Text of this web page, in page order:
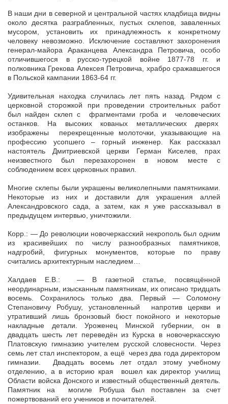
В наши дни в северной и центральной частях кладбища видны
около десятка разграбленных, пустых склепов, заваленных
мусором, установить их принадлежность к конкретному
человеку невозможно. Исключение составляют захоронения
генерал-майора Араканцева Александра Петровича, особо
отличившегося в русско-турецкой войне 1877-78 гг. и
полковника Грекова Алексея Петровича, храбро сражавшегося
в Польской кампании 1863-64 гг.
Удивительная находка случилась лет пять назад. Рядом с
церковной сторожкой при проведении строительных работ
был найден склеп с фрагментами гроба и человеческих
останков. На высоких кованых металлических дверях
изображены перекрещенные молоточки, указывающие на
профессию усопшего – горный инженер. Как рассказал
настоятель Дмитриевской церкви Герман Киселев, прах
неизвестного был перезахоронен в новом месте с
соблюдением всех церковных правил.
Многие склепы были украшены великолепными памятниками.
Некоторые из них и доставили для украшения аллей
Александровского сада, а затем, как я уже рассказывал в
предыдущем интервью, уничтожили.
Корр.: — До революции новочеркасский некрополь был одним
из красивейших по числу разнообразных памятников,
надгробий, фигурных монументов, которые по праву
считались архитектурным наследием…
Халдаев Е.В.: — В газетной статье, посвящённой
неординарным, изысканным памятникам, их описано тридцать
восемь. Сохранилось только два. Первый — Соломону
Степановичу Робушу, установленный напротив церкви и
утративший лишь бронзовый бюст покойного и некоторые
накладные детали. Уроженец Минской губернии, он в
двадцать шесть лет переведён из Курска в новочеркасскую
Платовскую гимназию учителем русской словесности. Через
семь лет стал инспектором, а ещё через два года директором
гимназии. Двадцать восемь лет отдал этому учебному
отделению, а в историю края вошел как директор училищ
Области войска Донского и известный общественный деятель.
Памятник на могиле Робуша был поставлен за счет
пожертвований его учеников и почитателей.